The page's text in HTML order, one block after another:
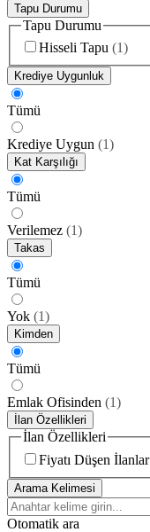
Tapu Durumu
Tapu Durumu
Hisseli Tapu (1)
Krediye Uygunluk
Tümü
Krediye Uygun (1)
Kat Karşılığı
Tümü
Verilemez (1)
Takas
Tümü
Yok (1)
Kimden
Tümü
Emlak Ofisinden (1)
İlan Özellikleri
İlan Özellikleri
Fiyatı Düşen İlanlar
Arama Kelimesi
Otomatik ara